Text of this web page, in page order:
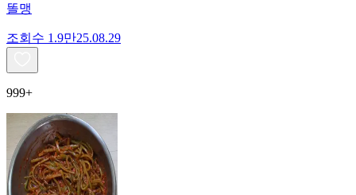
똘맹
조회수 1.9만25.08.29
999+